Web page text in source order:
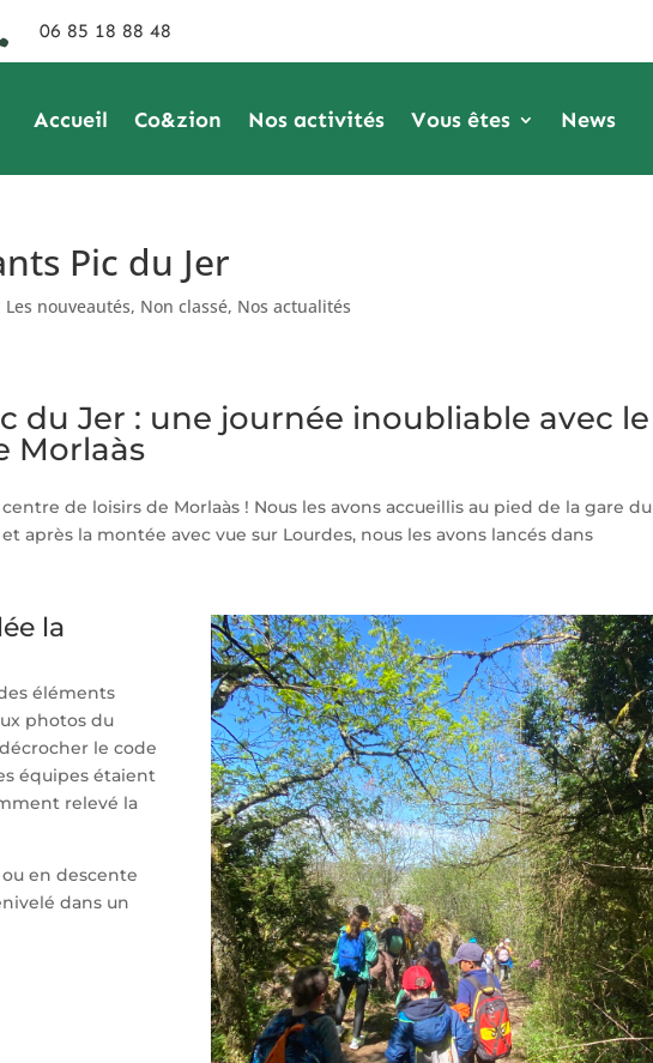
06 85 18 88 48
Accueil Co&zion Nos activités Vous êtes News
Pic du Jer
Les nouveautés, Non classé, Nos actualités
du Jer : une journée inoubliable avec le
Morlaàs
de loisirs de Morlaàs ! Nous les avons accueillis au pied de la gare du
après la montée avec vue sur Lourdes, nous les avons lancés dans
la
éléments
photos du
le code
équipes étaient
relevé la
en descente
dans un